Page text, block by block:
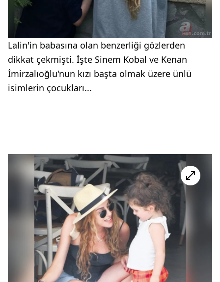
Lalin'in babasına olan benzerliği gözlerden
dikkat çekmişti. İşte Sinem Kobal ve Kenan
İmirzalıoğlu'nun kızı başta olmak üzere ünlü
isimlerin çocukları...